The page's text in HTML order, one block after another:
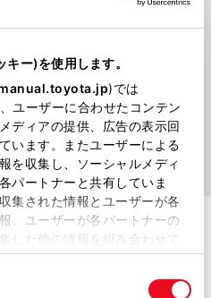
ー)を使用します。
)では
ユーザーに合わせたコンテン
ディアの提供、広告の表示回
います。またユーザーによる
を収集し、ソーシャルメディ
パートナーと共有していま
集された情報とユーザーが各
、ユーザーが各パートナーの
した他の情報を組み合わせて
ェブサイトの使用を続行する